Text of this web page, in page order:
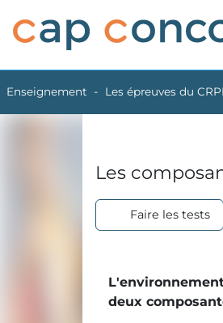
Enseignement Les épreuves du
Les
Faire les tests
deux